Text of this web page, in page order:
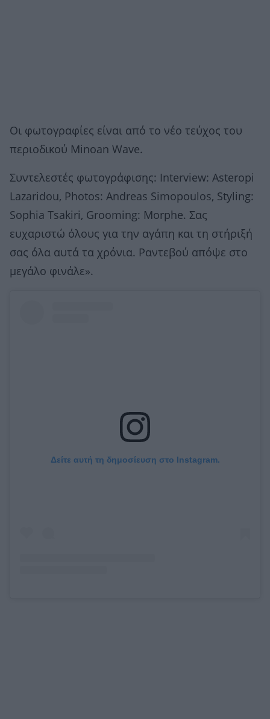
Οι φωτογραφίες είναι από το νέο τεύχος του
περιοδικού Minoan Wave.
Συντελεστές φωτογράφισης: Interview: Asteropi
Lazaridou, Photos: Andreas Simopoulos, Styling:
Sophia Tsakiri, Grooming: Morphe. Σας
ευχαριστώ όλους για την αγάπη και τη στήριξή
σας όλα αυτά τα χρόνια. Ραντεβού απόψε στο
μεγάλο φινάλε».
Δείτε αυτή τη δημοσίευση στο Instagram.